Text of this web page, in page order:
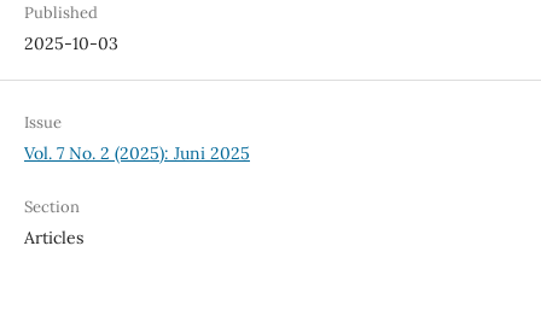
Published
2025-10-03
Issue
Vol. 7 No. 2 (2025): Juni 2025
Section
Articles